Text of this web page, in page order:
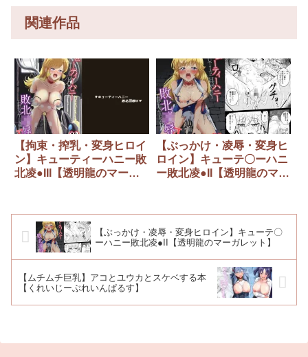
関連作品
【拘束・搾乳・変身ヒロイ
ン】キューティーハニー敗
北凌●III【透明龍のマーガ
【ぶっかけ・凌辱・変身ヒ
ロイン】キューテ〇ーハニ
ー敗北凌●II【透明龍のマー
【ぶっかけ・凌辱・変身ヒロイン】キューテ〇
ーハニー敗北凌●II【透明龍のマーガレット】
【ムチムチ巨乳】アコとユウカとスケベする本
【くれいじーぶれいんぱるす】